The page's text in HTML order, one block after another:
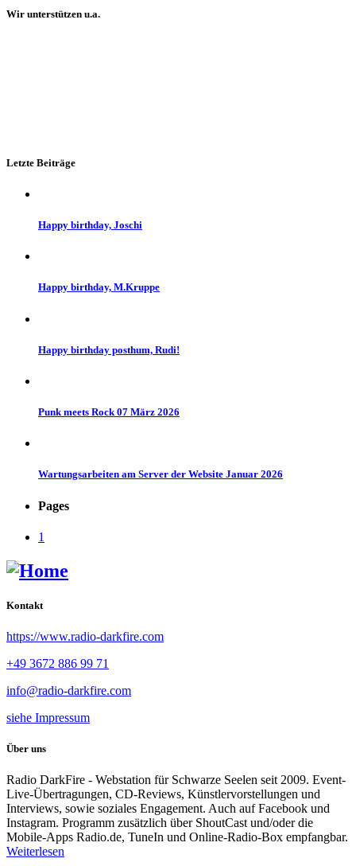
Wir unterstützen u.a.
Letzte Beiträge
Happy birthday, Joschi
Happy birthday, M.Kruppe
Happy birthday posthum, Rudi!
Punk meets Rock 07 März 2026
Wartungsarbeiten am Server der Website Januar 2026
Pages
1
Kontakt
https://www.radio-darkfire.com
+49 3672 886 99 71
info@radio-darkfire.com
siehe Impressum
Über uns
Radio DarkFire - Webstation für Schwarze Seelen seit 2009. Event-
Live-Übertragungen, CD-Reviews, Künstlervorstellungen und
Interviews, sowie soziales Engagement. Auch auf Facebook und
Instagram. Programm zusätzlich über ShoutCast und/oder die
Mobile-Apps Radio.de, TuneIn und Online-Radio-Box empfangbar.
Weiterlesen